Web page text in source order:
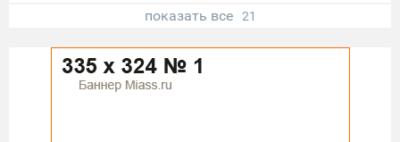
показать все 21